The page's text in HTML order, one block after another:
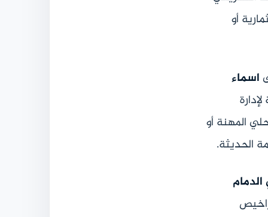
أو
اسماء
المهنة أو
الحديثة.